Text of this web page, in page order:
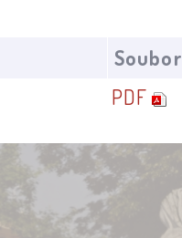
Soubor
PDF